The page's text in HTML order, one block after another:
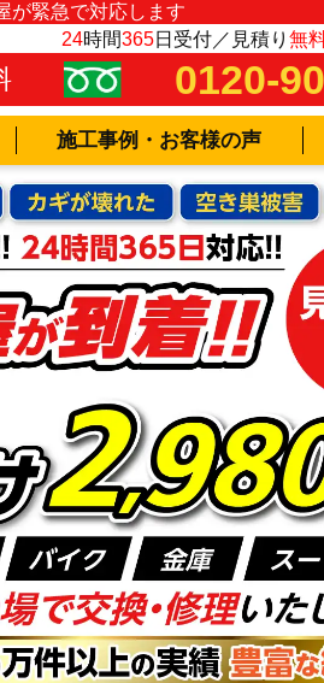
が緊急で対応します
24時間365日受付／見積り 無
0120-
施工事例・お客様の声